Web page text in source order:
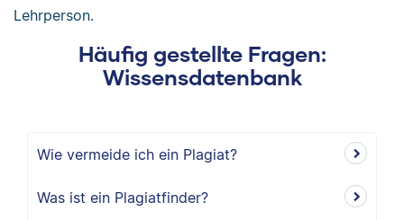
Lehrperson.
Häufig gestellte Fragen:
Wissensdatenbank
Wie vermeide ich ein Plagiat?
Was ist ein Plagiatfinder?